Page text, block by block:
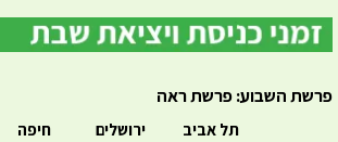
פרשת השבוע: פרשת ראה
תל אביב
ירושלים
חיפה